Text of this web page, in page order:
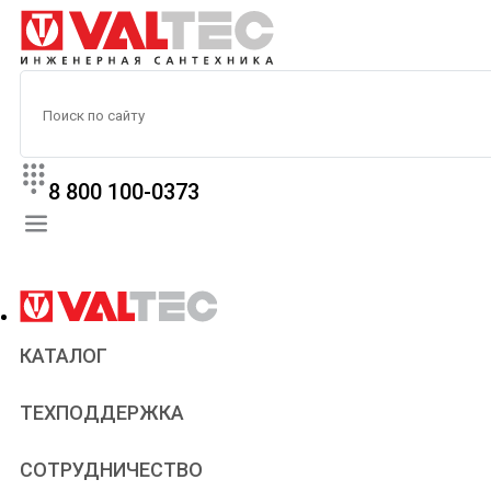
8 800 100-0373
КАТАЛОГ
ТЕХПОДДЕРЖКА
Паспорта и сертификаты
Статьи
СОТРУДНИЧЕСТВО
Сантехникам